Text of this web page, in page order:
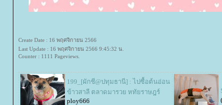
Create Date : 16 พฤศจิกายน 2566
Last Update : 16 พฤศจิกายน 2566 9:45:32 น.
Counter : 1111 Pageviews.
199_[ผักชี@ปทุมธานี] : ไปซื้อต้นอ่อน
ข้าวสาลี ตลาดมารวย หทัยราษฎร์
ploy666